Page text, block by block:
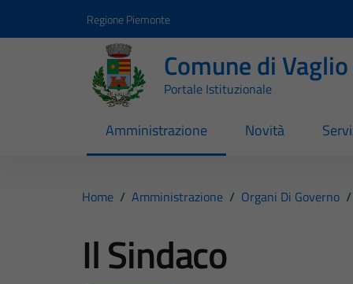
Regione Piemonte
Comune di
Portale Istituzionale
Amministrazione Novità
Home / Amministrazione / Organi Di Governo /
Il Sindaco